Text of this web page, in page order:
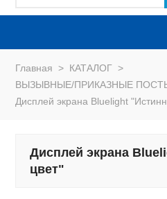
Главная > КАТАЛОГ >
ВЫЗЫВНЫЕ/ПРИКАЗНЫЕ
Дисплей экрана Bluelight
Дисплей экрана
цвет"